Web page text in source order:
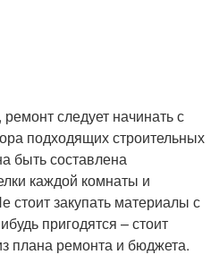
следует начинать с
подходящих строительных
быть составлена
каждой комнаты и
стоит закупать материалы с
пригодятся – стоит
плана ремонта и бюджета.